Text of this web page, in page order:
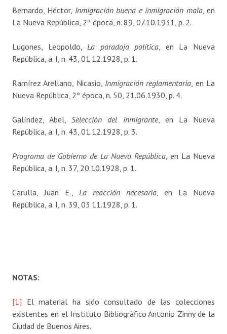
Bernardo, Héctor, Inmigración buena e inmigración mala, en
La Nueva República, 2º época, n. 89, 07.10.1931, p. 2.
Lugones, Leopoldo, La paradoja política , en La Nueva
República, a. I, n. 43, 01.12.1928, p. 1.
Ramírez Arellano, Nicasio, Inmigración reglamentaria , en La
Nueva República, 2º época, n. 50, 21.06.1930, p. 4.
Galíndez, Abel,Selección del inmigrante, en La Nueva
República, a. I, n. 43, 01.12.1928, p. 3.
Programa de Gobierno de La Nueva República , en La Nueva
República, a. I, n. 37, 20.10.1928, p. 1.
Carulla, Juan E., La reacción necesaria , en La Nueva
República, a. I, n. 39, 03.11.1928, p. 1.
NOTAS:
[1] El material ha sido consultado de las colecciones
existentes en el Instituto Bibliográfico Antonio Zinny de la
Ciudad de Buenos Aires.